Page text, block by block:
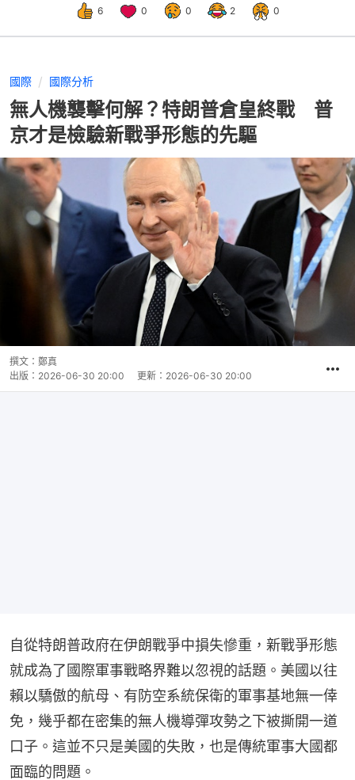
6 0 0 2 0
國際 國際分析
無人機襲擊何解？特朗普倉皇終戰 普
京才是檢驗新戰爭形態的先驅
撰文： 鄭真
出版： 2026-06-30 20:00 更新： 2026-06-30 20:00
自從特朗普政府在伊朗戰爭中損失慘重，新戰爭形態
就成為了國際軍事戰略界難以忽視的話題。美國以往
賴以驕傲的航母、有防空系統保衛的軍事基地無一倖
免，幾乎都在密集的無人機導彈攻勢之下被撕開一道
口子。這並不只是美國的失敗，也是傳統軍事大國都
面臨的問題。